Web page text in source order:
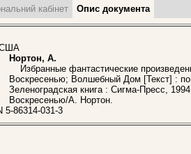
кабінет Опис документа
Нортон, А.
Избранные фантастические
Воскресенью; Волшебный Дом [Текст] :
Зеленоградская книга : Сигма-Пресс,
Воскресенью/А. Нортон.
5-86314-031-3